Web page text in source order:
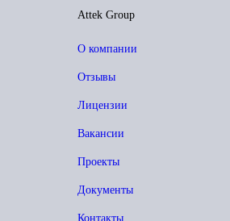
Attek Group
О компании
Отзывы
Лицензии
Вакансии
Проекты
Документы
Контакты